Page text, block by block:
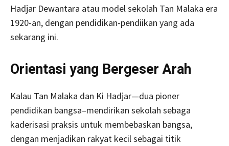
Hadjar Dewantara atau model sekolah Tan Malaka era
1920-an, dengan pendidikan-pendiikan yang ada
sekarang ini.
Orientasi yang Bergeser Arah
Kalau Tan Malaka dan Ki Hadjar—dua pioner
pendidikan bangsa–mendirikan sekolah sebaga
kaderisasi praksis untuk membebaskan bangsa,
dengan menjadikan rakyat kecil sebagai titik